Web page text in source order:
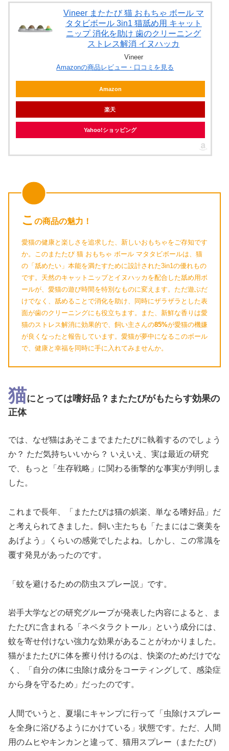
Vineer またたび 猫 おもちゃ ボール マ
タタビボール 3in1 猫舐め用 キャット
ニップ 消化を助け 歯のクリーニング
ストレス解消 イヌハッカ
Vineer
Amazonの商品レビュー・口コミを見る
Amazon
楽天
Yahoo!ショッピング
こ の商品の魅力！
愛猫の健康と楽しさを追求した、新しいおもちゃをご存知です
か。このまたたび 猫 おもちゃ ボール マタタビボールは、猫
の「舐めたい」本能を満たすために設計された3in1の優れもの
です。天然のキャットニップとイヌハッカを配合した舐め用ボ
ールが、愛猫の遊び時間を特別なものに変えます。ただ遊ぶだ
けでなく、舐めることで消化を助け、同時にザラザラとした表
面が歯のクリーニングにも役立ちます。また、新鮮な香りは愛
猫のストレス解消に効果的で、飼い主さんの85%が愛猫の機嫌
が良くなったと報告しています。愛猫が夢中になるこのボール
で、健康と幸福を同時に手に入れてみませんか。
猫にとっては嗜好品？またたびがもたらす効果の
正体
では、なぜ猫はあそこまでまたたびに執着するのでしょう
か？ ただ気持ちいいから？ いえいえ、実は最近の研究
で、もっと「生存戦略」に関わる衝撃的な事実が判明しま
した。
これまで長年、「またたびは猫の娯楽、単なる嗜好品」だ
と考えられてきました。飼い主たちも「たまにはご褒美を
あげよう」くらいの感覚でしたよね。しかし、この常識を
覆す発見があったのです。
「蚊を避けるための防虫スプレー説」です。
岩手大学などの研究グループが発表した内容によると、ま
たたびに含まれる「ネペタラクトール」という成分には、
蚊を寄せ付けない強力な効果があることがわかりました。
猫がまたたびに体を擦り付けるのは、快楽のためだけでな
く、「自分の体に虫除け成分をコーティングして、感染症
から身を守るため」だったのです。
人間でいうと、夏場にキャンプに行って「虫除けスプレー
を全身に浴びるようにかけている」状態です。ただ、人間
用のムヒやキンカンと違って、猫用スプレー（またたび）